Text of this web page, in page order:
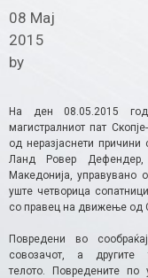
08 Мај
2015
by
На ден 08.05.2015
магистралниот пат
од неразјаснети
Ланд Ровер Дефендер,
Македонија, управувано
уште четворица
со правец на движење од
Повредени во
совозачот, а
телото. Повредените